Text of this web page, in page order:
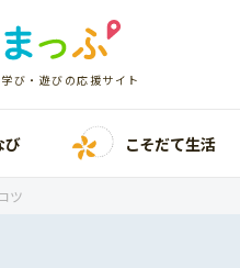
び・遊びの応援サイト
び こそだて生活
ツ